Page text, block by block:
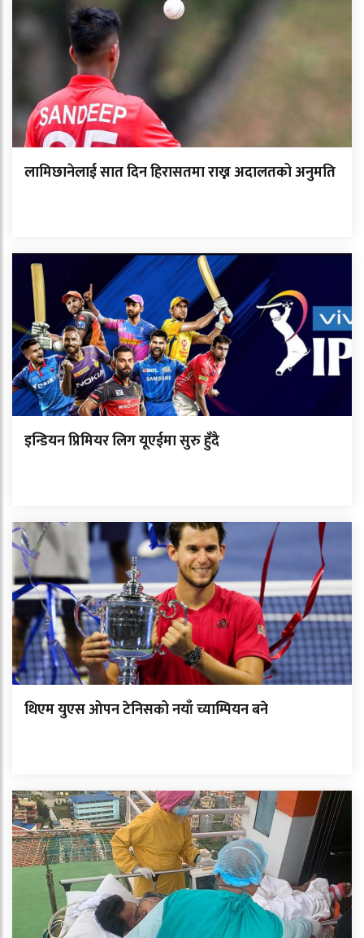
लामिछानेलाई सात दिन हिरासतमा राख्न अदालतको अनुमति
इन्डियन प्रिमियर लिग यूएईमा सुरु हुँदै
थिएम युएस ओपन टेनिसको नयाँ च्याम्पियन बने